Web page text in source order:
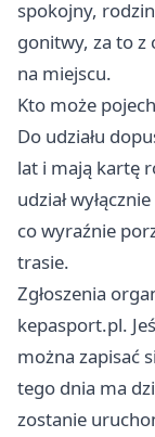
spokojny,
gonitwy, za to z
na miejscu.
Kto może
Do udziału
lat i mają kartę
udział
co wyraźnie
trasie.
Zgłoszenia
kepasport.pl.
można zapisać
tego dnia ma
zostanie